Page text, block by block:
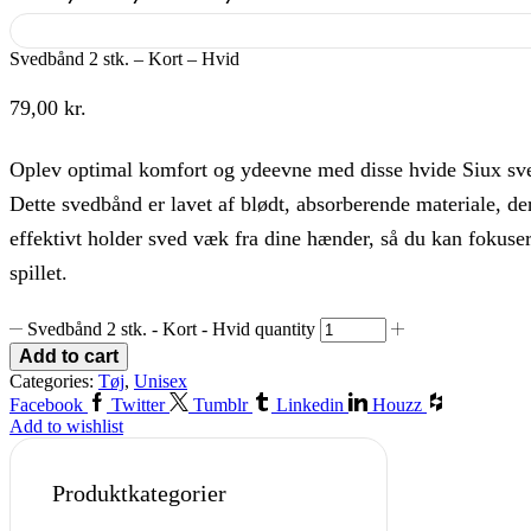
Svedbånd 2 stk. – Kort – Hvid
79,00 kr.
Oplev optimal komfort og ydeevne med disse hvide Siux
Dette svedbånd er lavet af blødt, absorberende materiale,
effektivt holder sved væk fra dine hænder, så du kan
spillet.
Svedbånd 2 stk. - Kort - Hvid quantity
Add to cart
Categories: Tøj, Unisex
Facebook
Twitter Tumblr Linkedin
Houzz
Add to wishlist
Produktkategorier